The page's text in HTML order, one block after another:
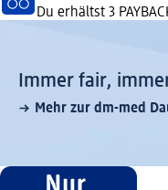
Du erhältst 3
Immer fair,­
Mehr zur dm-med